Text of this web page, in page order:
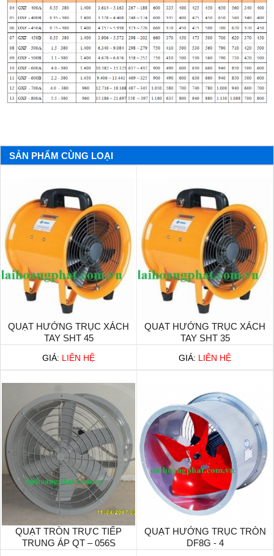
SẢN PHẨM CÙNG LOẠI
QUẠT HƯỚNG TRỤC XÁCH
TAY SHT 45
GIÁ: LIÊN HỆ
QUẠT HƯỚNG TRỤC XÁCH
TAY SHT 35
GIÁ: LIÊN HỆ
QUẠT TRÒN TRỰC TIẾP
TRUNG ÁP QT – 056S
QUẠT HƯỚNG TRỤC TRÒN
DF8G - 4